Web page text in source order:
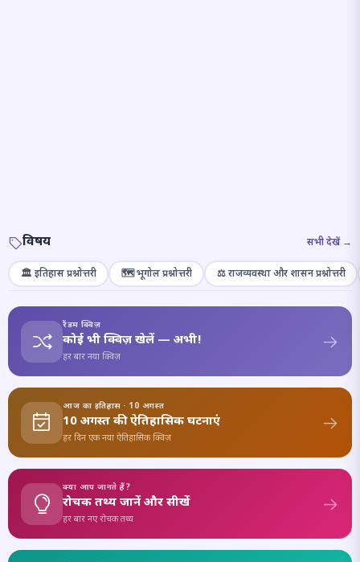
विषय सभी देखें →
🏛️ इतिहास प्रश्नोत्तरी 🗺️ भूगोल प्रश्नोत्तरी ⚖️ राजव्यवस्था और शासन प्रश्नोत्तरी
रैंडम क्विज़
कोई भी क्विज़ खेलें — अभी!
हर बार नया क्विज़
आज का इतिहास · 10 अगस्त
10 अगस्त की ऐतिहासिक घटनाएं
हर दिन एक नया ऐतिहासिक क्विज़
क्या आप जानते हैं?
रोचक तथ्य जानें और सीखें
हर बार नए रोचक तथ्य